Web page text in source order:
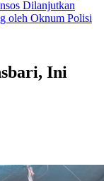
Dilanjutkan
oleh Oknum Polisi
Ini